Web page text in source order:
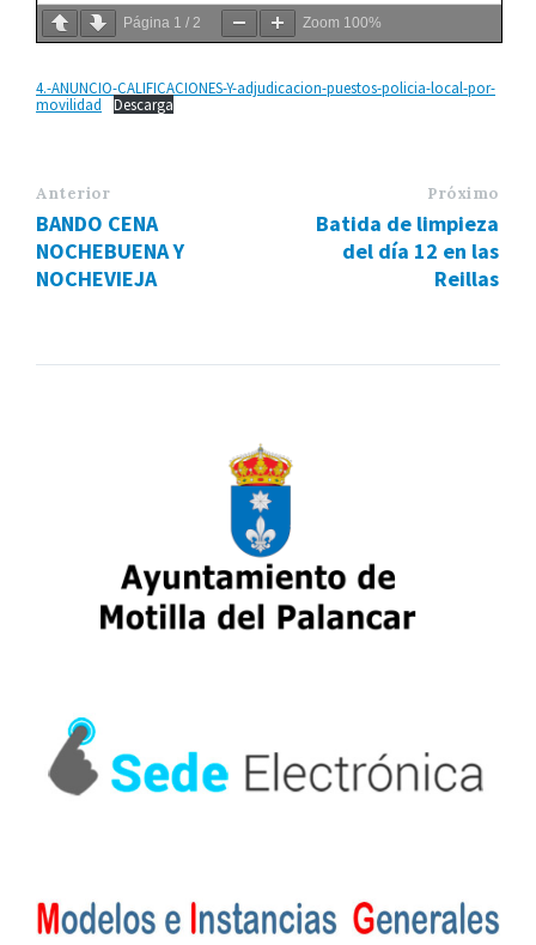
Página 1 / 2 Zoom 100%
4.-ANUNCIO-CALIFICACIONES-Y-adjudicacion-puestos-policia-local-por-
movilidad
Descarga
Anterior
BANDO CENA
NOCHEBUENA Y
NOCHEVIEJA
Próximo
Batida de limpieza
del día 12 en las
Reillas